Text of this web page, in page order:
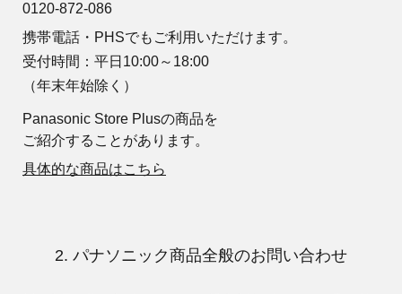
0120-872-086
携帯電話・PHSでもご利用いただけます。
受付時間：平日10:00～18:00
（年末年始除く）
Panasonic Store Plusの商品を
ご紹介することがあります。
具体的な商品はこちら
2. パナソニック商品全般のお問い合わせ